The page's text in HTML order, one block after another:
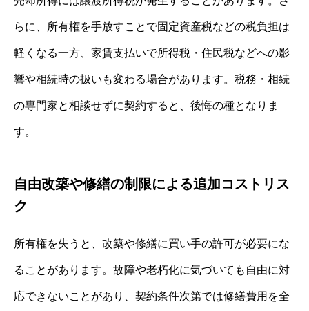
らに、所有権を手放すことで固定資産税などの税負担は
軽くなる一方、家賃支払いで所得税・住民税などへの影
響や相続時の扱いも変わる場合があります。税務・相続
の専門家と相談せずに契約すると、後悔の種となりま
す。
自由改築や修繕の制限による追加コストリス
ク
所有権を失うと、改築や修繕に買い手の許可が必要にな
ることがあります。故障や老朽化に気づいても自由に対
応できないことがあり、契約条件次第では修繕費用を全